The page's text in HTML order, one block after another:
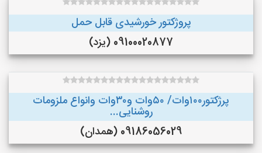
پروژکتور خورشیدی قابل حمل
09100020877 (یزد)
پرژکتور۱۰۰وات/ ۵۰وات و۳۰وات وانواع ملزومات
روشنایی...
09186056029 (همدان)